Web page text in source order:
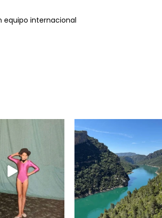
equipo internacional